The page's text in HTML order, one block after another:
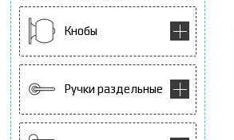
Кнобы
Ручки раздельные